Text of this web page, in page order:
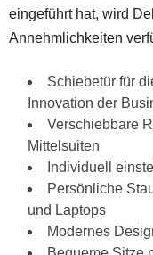
eingeführt hat, wird
Annehmlichkeiten
Schiebetür für
Innovation der
Verschiebbare
Mittelsuiten
Individuell
Persönliche
und Laptops
Modernes